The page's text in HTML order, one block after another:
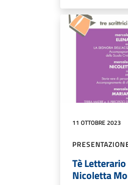
11 OTTOBRE 2023
Tè
Nicoletta